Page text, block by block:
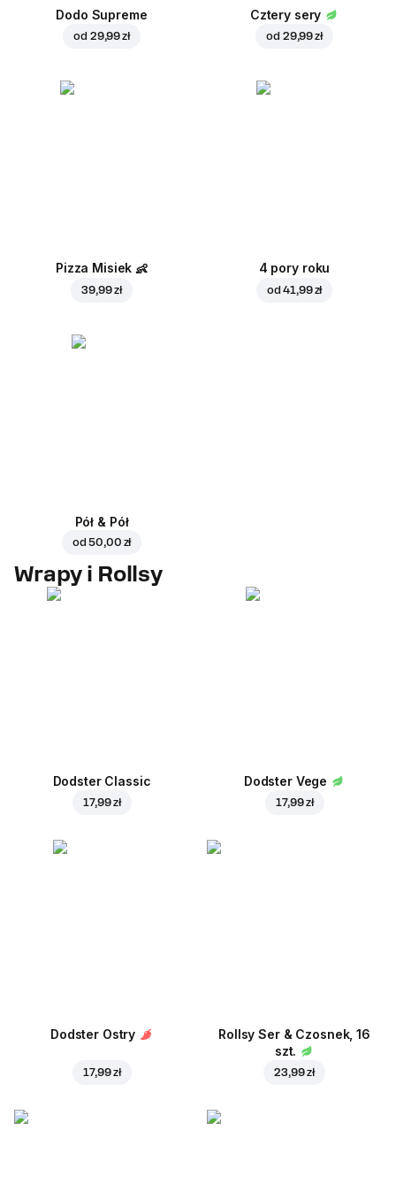
Dodo Supreme
od 29,99 zł
Cztery sery
od 29,99 zł
Pizza Misiek 👶
39,99 zł
4 pory roku
od41,99 zł
Pół & Pół
od50,00 zł
Wrapy i Rollsy
Dodster Classic
17,99 zł
Dodster Vege
17,99 zł
Dodster Ostry
17,99 zł
Rollsy Ser & Czosnek, 16
szt.
23,99 zł